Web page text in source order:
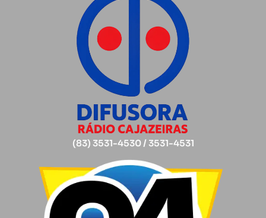
(83) 3531-4530 / 3531-4531